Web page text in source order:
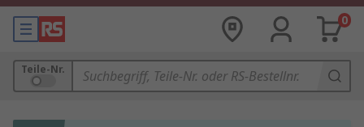
0
Teile-Nr.